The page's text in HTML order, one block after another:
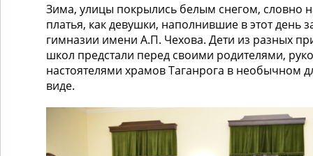
Зима, улицы покрылись белым снегом, словно
платья, как девушки, наполнившие в этот день
гимназии имени А.П. Чехова. Дети из разных
школ предстали перед своими родителями,
настоятелями храмов Таганрога в необычном
виде.